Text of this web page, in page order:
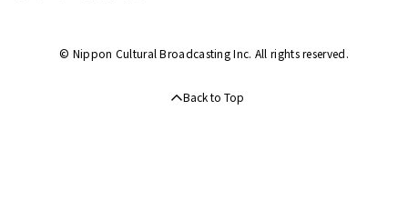
© Nippon Cultural Broadcasting Inc. All rights reserved.
Back to Top